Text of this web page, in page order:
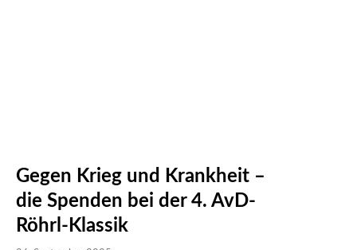
Gegen Krieg und Krankheit –
die Spenden bei der 4. AvD-
Röhrl-Klassik